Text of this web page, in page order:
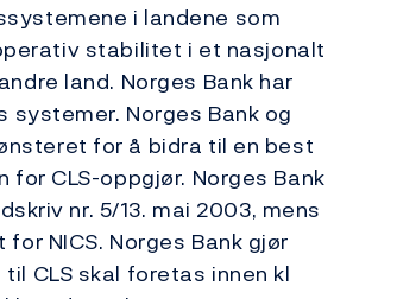
i landene som
stabilitet i et nasjonalt
land. Norges Bank har
Norges Bank og
for å bidra til en best
CLS-oppgjør. Norges Bank
nr. 5/13. mai 2003, mens
NICS. Norges Bank gjør
CLS skal foretas innen kl